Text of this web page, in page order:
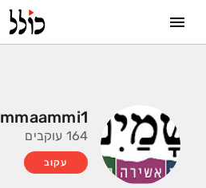
mmaammi1
164 עוקבים
עקוב